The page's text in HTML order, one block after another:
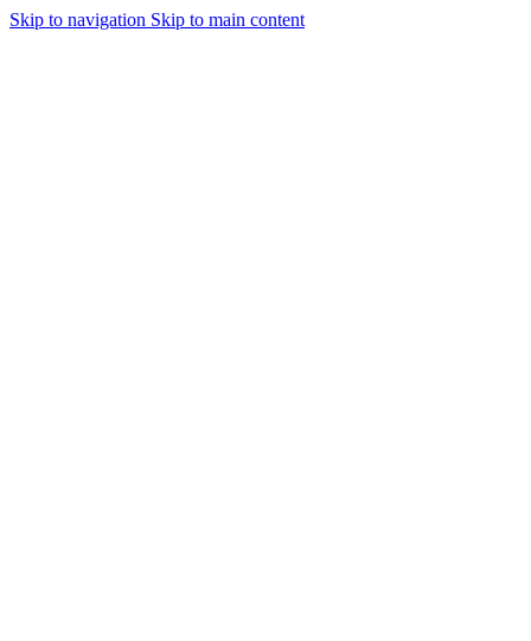
Skip to navigation Skip to main content